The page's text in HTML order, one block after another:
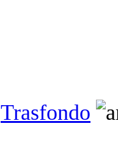
Trasfondo